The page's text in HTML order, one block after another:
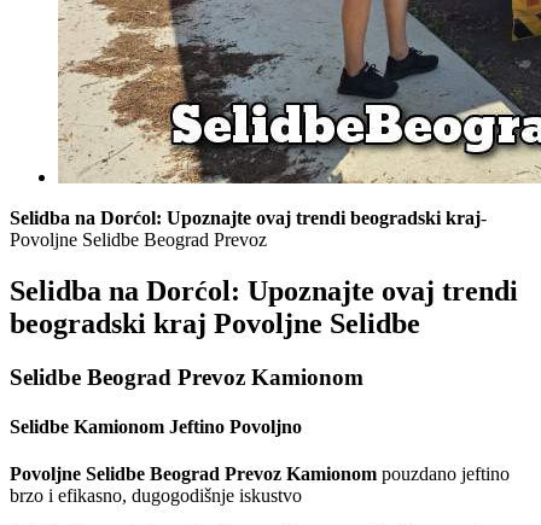
Selidba na Dorćol: Upoznajte ovaj trendi beogradski kraj-
Povoljne Selidbe Beograd Prevoz
Selidba na Dorćol: Upoznajte ovaj trendi
beogradski kraj Povoljne Selidbe
Selidbe Beograd Prevoz Kamionom
Selidbe Kamionom Jeftino Povoljno
Povoljne Selidbe Beograd Prevoz Kamionom pouzdano jeftino
brzo i efikasno, dugogodišnje iskustvo